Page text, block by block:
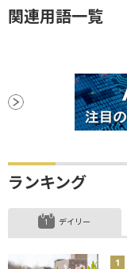
関連用語一覧
ランキング
デイリー